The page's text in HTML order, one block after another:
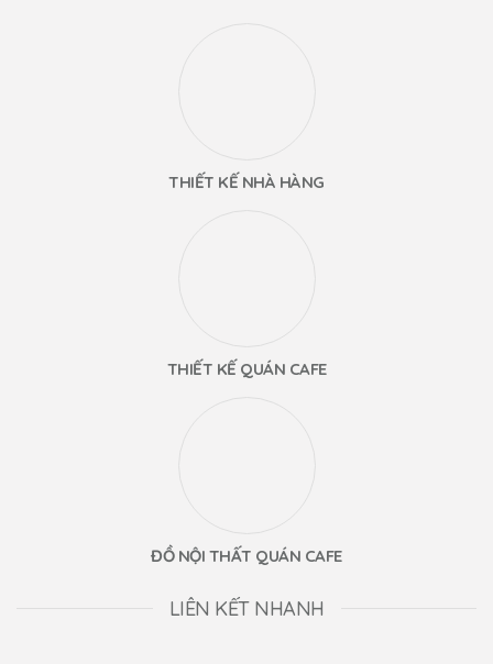
THIẾT KẾ NHÀ HÀNG
THIẾT KẾ QUÁN CAFE
ĐỒ NỘI THẤT QUÁN CAFE
LIÊN KẾT NHANH